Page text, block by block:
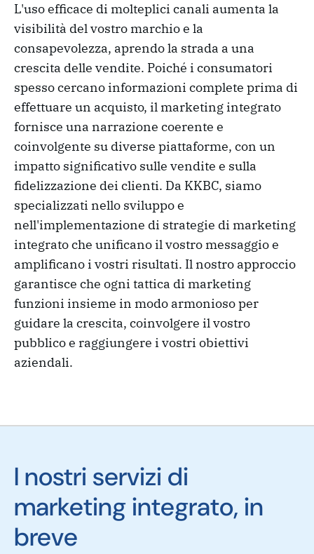
L'uso efficace di molteplici canali aumenta la
visibilità del vostro marchio e la
consapevolezza, aprendo la strada a una
crescita delle vendite. Poiché i consumatori
spesso cercano informazioni complete prima di
effettuare un acquisto, il marketing integrato
fornisce una narrazione coerente e
coinvolgente su diverse piattaforme, con un
impatto significativo sulle vendite e sulla
fidelizzazione dei clienti. Da KKBC, siamo
specializzati nello sviluppo e
nell'implementazione di strategie di marketing
integrato che unificano il vostro messaggio e
amplificano i vostri risultati. Il nostro approccio
garantisce che ogni tattica di marketing
funzioni insieme in modo armonioso per
guidare la crescita, coinvolgere il vostro
pubblico e raggiungere i vostri obiettivi
aziendali.
I nostri servizi di
marketing integrato, in
breve